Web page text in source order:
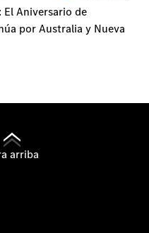
El Aniversario de
por Australia y Nueva
arriba